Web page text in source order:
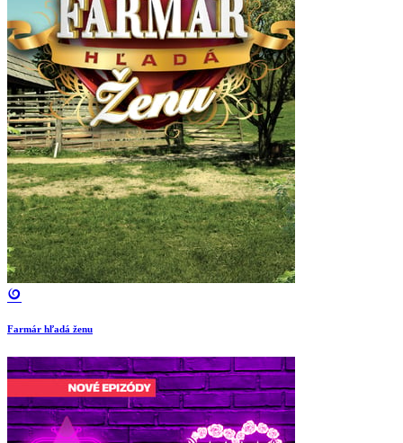
Farmár hľadá ženu